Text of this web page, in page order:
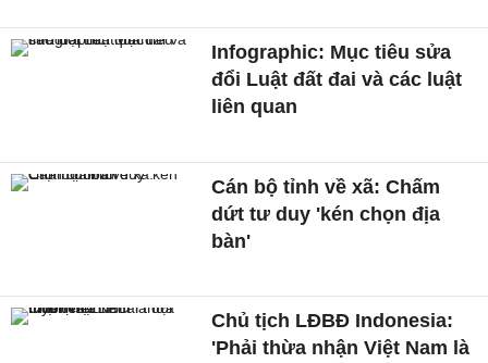
Infographic: Mục tiêu sửa
đổi Luật đất đai và các luật
liên quan
Cán bộ tỉnh về xã: Chấm
dứt tư duy 'kén chọn địa
bàn'
Chủ tịch LĐBĐ Indonesia:
'Phải thừa nhận Việt Nam là